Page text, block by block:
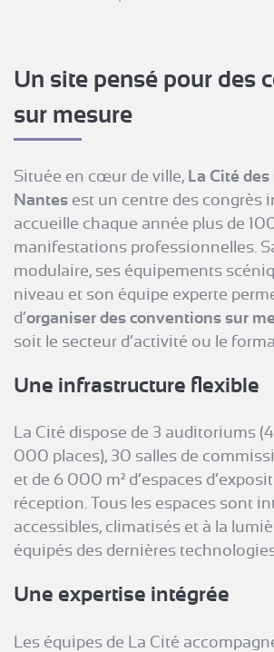
Un site pensé pour des
sur mesure
Située en cœur de ville, La Cité
Nantes est un centre des congrès
accueille chaque année plus de
manifestations professionnelles.
modulaire, ses équipements
niveau et son équipe experte
d’organiser des conventions sur
soit le secteur d’activité ou le
Une infrastructure flexible
La Cité dispose de 3 auditoriums
000 places), 30 salles de
et de 6 000 m² d’espaces
réception. Tous les espaces sont
accessibles, climatisés et à la
équipés des dernières
Une expertise intégrée
Les équipes de La Cité